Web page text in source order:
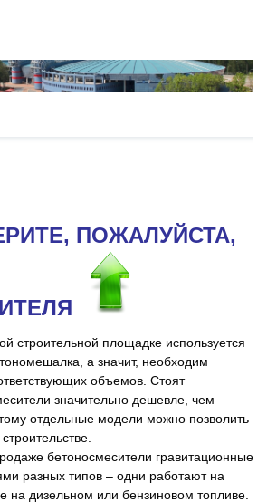
ПОЖАЛУЙСТА,
строительной площадке используется
а значит, необходим
объемов. Стоят
значительно дешевле, чем
отдельные модели можно позволить
бетоносмесители гравитационные
разных типов – одни работают на
на дизельном или бензиновом топливе.